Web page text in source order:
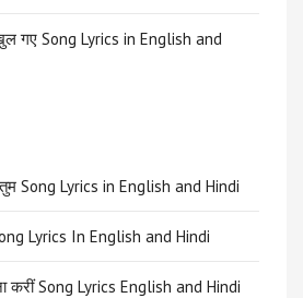
गए Song Lyrics in English and
Song Lyrics in English and Hindi
Lyrics In English and Hindi
करीं Song Lyrics English and Hindi